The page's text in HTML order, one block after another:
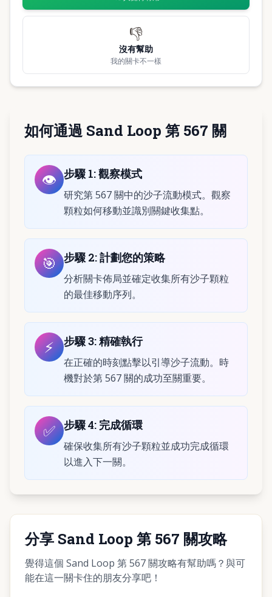
👎
沒有幫助
我的關卡不一樣
如何通過 Sand Loop 第 567 關
👁️ 步驟 1:觀察模式
研究第 567 關中的沙子流動模式。觀察
顆粒如何移動並識別關鍵收集點。
🎯 步驟 2:計劃您的策略
分析關卡佈局並確定收集所有沙子顆粒
的最佳移動序列。
⚡ 步驟3:精確執行
在正確的時刻點擊以引導沙子流動。時
機對於第 567 關的成功至關重要。
✅ 步驟4: 完成循環
確保收集所有沙子顆粒並成功完成循環
以進入下一關。
分享 Sand Loop 第 567 關攻略
覺得這個 Sand Loop 第 567 關攻略有幫助嗎？與可
能在這一關卡住的朋友分享吧！